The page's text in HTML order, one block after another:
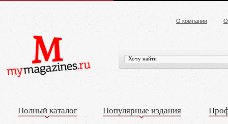
О компании
Полный каталог Популярные издания